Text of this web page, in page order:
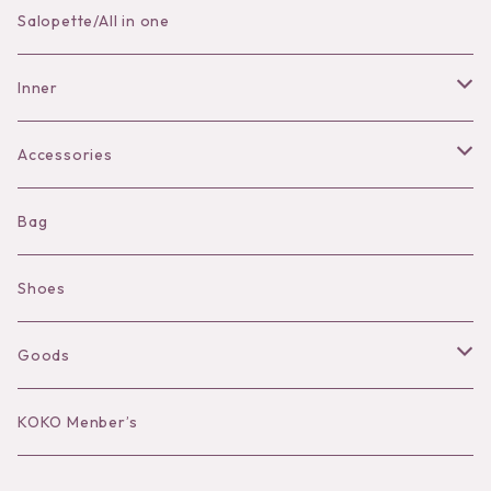
Skirt
Pants
Salopette/All in one
Inner
Bra
Shorts
Camisole
Long sleeve
Accessories
Necklace
Pierce/Earring
Ear Cuff
Bracelet／Bangle
Bag
Shoes
Goods
Hat
KOKO Menber’s